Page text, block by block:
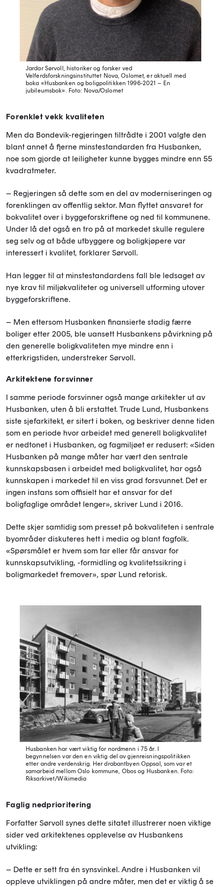
Jardar Sørvoll, historiker og forsker ved
Velferdsforskningsinstituttet Nova, Oslomet, er aktuell med
boka «Husbanken og boligpolitikken 1996-2021 – En
jubileumsbok».
Foto: Nova/Oslomet
Forenklet vekk kvaliteten
Men da Bondevik-regjeringen tiltrådte i 2001 valgte den
blant annet å fjerne minstestandarden fra Husbanken,
noe som gjorde at leiligheter kunne bygges mindre enn 55
kvadratmeter.
– Regjeringen så dette som en del av moderniseringen og
forenklingen av offentlig sektor. Man flyttet ansvaret for
bokvalitet over i byggeforskriftene og ned til kommunene.
Under lå det også en tro på at markedet skulle regulere
seg selv og at både utbyggere og boligkjøpere var
interessert i kvalitet, forklarer Sørvoll.
Han legger til at minstestandardens fall ble ledsaget av
nye krav til miljøkvaliteter og universell utforming utover
byggeforskriftene.
– Men ettersom Husbanken finansierte stadig færre
boliger etter 2005, ble uansett Husbankens påvirkning på
den generelle boligkvaliteten mye mindre enn i
etterkrigstiden, understreker Sørvoll.
Arkitektene forsvinner
I samme periode forsvinner også mange arkitekter ut av
Husbanken, uten å bli erstattet. Trude Lund, Husbankens
siste sjefarkitekt, er sitert i boken, og beskriver denne tiden
som en periode hvor arbeidet med generell boligkvalitet
er nedtonet i Husbanken, og fagmiljøet er redusert: «Siden
Husbanken på mange måter har vært den sentrale
kunnskapsbasen i arbeidet med boligkvalitet, har også
kunnskapen i markedet til en viss grad forsvunnet. Det er
ingen instans som offisielt har et ansvar for det
boligfaglige området lenger», skriver Lund i 2016.
Dette skjer samtidig som presset på bokvaliteten i sentrale
byområder diskuteres hett i media og blant fagfolk.
«Spørsmålet er hvem som tar eller får ansvar for
kunnskapsutvikling, -formidling og kvalitetssikring i
boligmarkedet fremover», spør Lund retorisk.
Husbanken har vært viktig for nordmenn i 75 år. I
begynnelsen var den en viktig del av gjenreisningspolitikken
etter andre verdenskrig. Her drabantbyen Oppsal, som var et
samarbeid mellom Oslo kommune, Obos og Husbanken. Foto:
Riksarkivet/Wikimedia
Faglig nedprioritering
Forfatter Sørvoll synes dette sitatet illustrerer noen viktige
sider ved arkitektenes opplevelse av Husbankens
utvikling:
– Dette er sett fra én synsvinkel. Andre i Husbanken vil
oppleve utviklingen på andre måter, men det er viktig å se